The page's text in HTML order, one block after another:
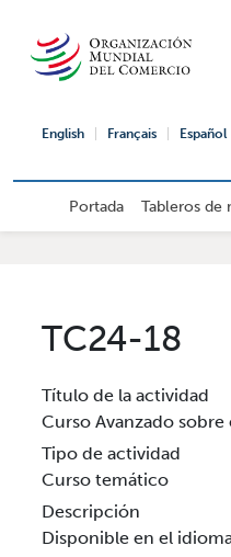
English Français Español
Navegación
Portada Tableros de
TC24-18
Título de la actividad
Curso Avanzado
Tipo de actividad
Curso temático
Descripción
Disponible en el